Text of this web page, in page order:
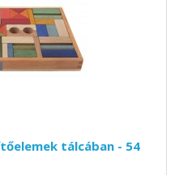
tálcában - 54